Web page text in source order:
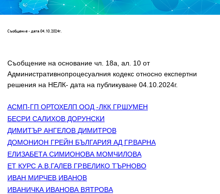
Съобщениe - дата 04.10.2024г.
Съобщение на основание чл. 18а, ал. 10 от
Административнопроцесуалния кодекс относно експертни
решения на НЕЛК- дата на публикуване 04.10.2024г.
АСМП-ГП ОРТОХЕЛП ООД -ЛКК ГР.ШУМЕН
БЕСРИ САЛИХОВ ДОРУНСКИ
ДИМИТЪР АНГЕЛОВ ДИМИТРОВ
ДОМОНИОН ГРЕЙН БЪЛГАРИЯ АД ГР.ВАРНА
ЕЛИЗАБЕТА СИМИОНОВА МОМЧИЛОВА
ЕТ КУРС А.В.ГАЛЕВ ГР.ВЕЛИКО ТЪРНОВО
ИВАН МИРЧЕВ ИВАНОВ
ИВАНИЧКА ИВАНОВА ВЯТРОВА